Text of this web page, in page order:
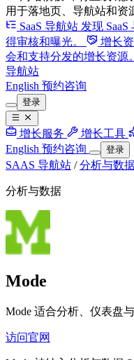
用于落地页、导航站和资
SaaS 导航站 发现
得审核和曝光。
增长
会和支持分发的增长资源。
导航站
English 预约咨询
登录
增长服务 增长工具
English 预约咨询 登录
SAAS 导航站 / 分析与数
分析与数据
Mode
Mode 适合分析、仪表盘
访问官网